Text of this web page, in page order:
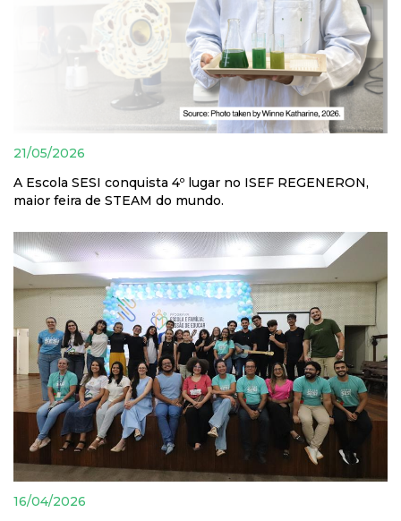
21/05/2026
A Escola SESI conquista 4º lugar no ISEF REGENERON,
maior feira de STEAM do mundo.
16/04/2026